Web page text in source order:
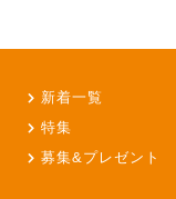
新着一覧
特集
募集&プレゼント